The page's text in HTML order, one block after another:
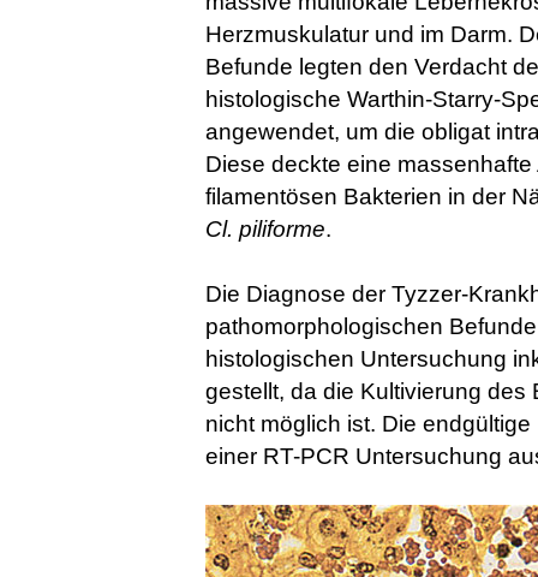
Herzmuskulatur und im Darm.
Befunde legten den Verdacht
histologische Warthin-Starry-
angewendet, um die obligat
Diese deckte eine
filamentösen Bakterien in der
Cl. piliforme.
Die Diagnose der Tyzzer-
pathomorphologischen
histologischen Untersuchung
gestellt, da die Kultivierung
nicht möglich ist. Die
einer RT-PCR Untersuchung